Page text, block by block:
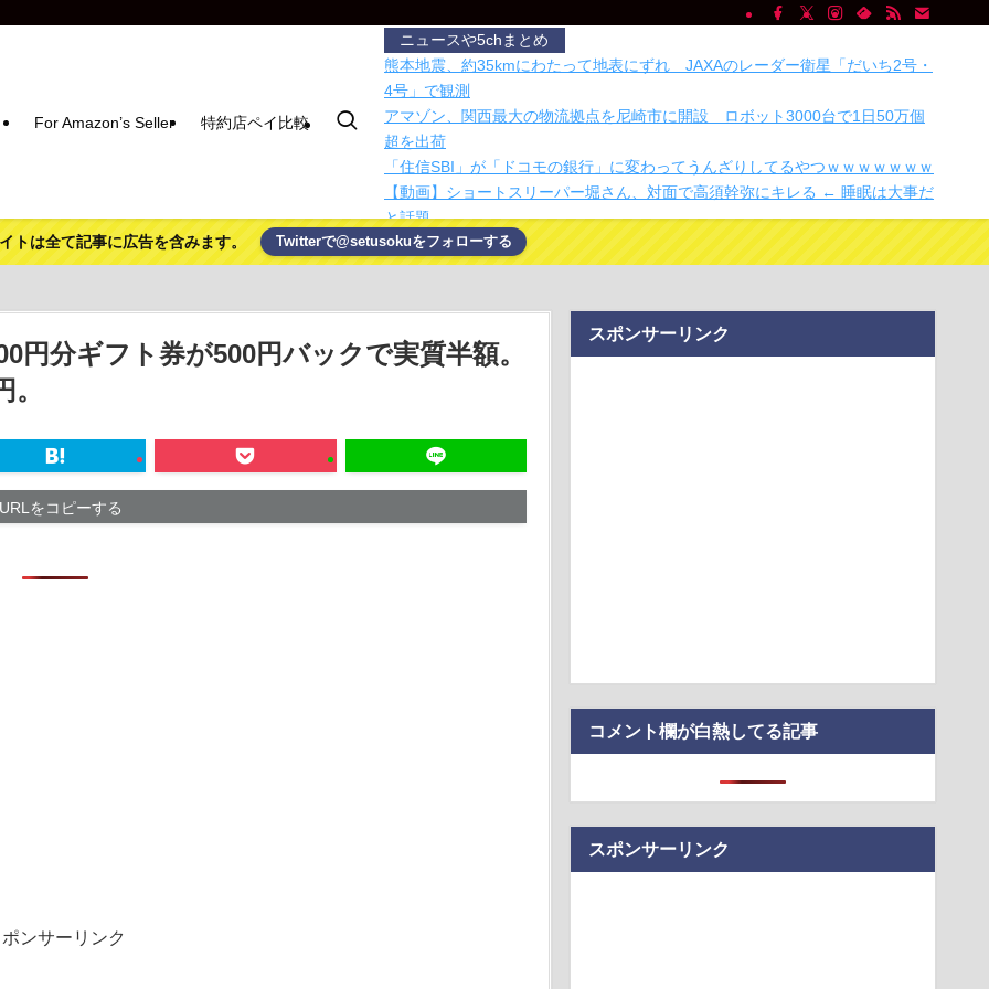
For Amazon’s Seller 特約店ペイ比較
ニュースや5chまとめ
熊本地震、約35kmにわたって地表にずれ JAXAのレーダー衛星「だいち2号・
4号」で観測
アマゾン、関西最大の物流拠点を尼崎市に開設 ロボット3000台で1日50万個
超を出荷
「住信SBI」が「ドコモの銀行」に変わってうんざりしてるやつｗｗｗｗｗｗｗ
【動画】ショートスリーパー堀さん、対面で高須幹弥にキレる ← 睡眠は大事だ
と話題
かつて650万部を誇った「週刊少年ジャンプ」、発行部数が初の100万部割れ
【悲報】週間少年ジャンプの「グッズ(43億円分)」を注文し全てキャンセルし
1年で7倍。履歴書にAI向けの“隠し文字”が増えている
美徳・知識・幸福に関するアリストテレスの名言25選
人生のレール外れたら一瞬で人生終わった！
世界の「変わった自動販売機」を貼っていく【珍百景】
そっか、つけちゃったんだ。ちいかわiPhone 17 Proプロテクター
ことが判明
トは全て記事に広告を含みます。 Twitterで@setusokuをフォローする
円分ギフト券が500円バックで実質半額。
URLをコピーする
ンサーリンク
スポンサーリンク
コメント欄が白熱してる記事
スポンサーリンク